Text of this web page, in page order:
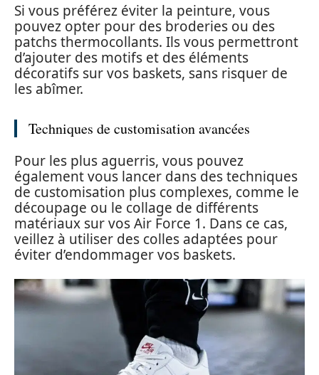
Si vous préférez éviter la peinture, vous
pouvez opter pour des broderies ou des
patchs thermocollants. Ils vous permettront
d’ajouter des motifs et des éléments
décoratifs sur vos baskets, sans risquer de
les abîmer.
Techniques de customisation avancées
Pour les plus aguerris, vous pouvez
également vous lancer dans des techniques
de customisation plus complexes, comme le
découpage ou le collage de différents
matériaux sur vos Air Force 1. Dans ce cas,
veillez à utiliser des colles adaptées pour
éviter d’endommager vos baskets.